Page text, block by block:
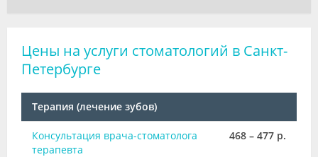
Цены на услуги стоматологий в Санкт-
Петербурге
Терапия (лечение зубов)
Консультация врача-стоматолога
терапевта
468 – 477 р.